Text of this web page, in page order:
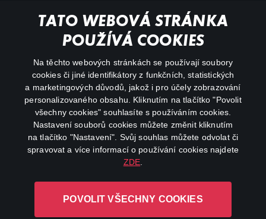
TATO WEBOVÁ STRÁNKA
POUŽÍVÁ COOKIES
Na těchto webových stránkách se používají soubory
cookies či jiné identifikátory z funkčních, statistických
a marketingových důvodů, jakož i pro účely zobrazování
personalizovaného obsahu. Kliknutím na tlačítko "Povolit
všechny cookies" souhlasíte s používáním cookies.
Nastavení souborů cookies můžete změnit kliknutím
na tlačítko "Nastavení". Svůj souhlas můžete odvolat či
spravovat a více informací o používání cookies najdete
ZDE
POVOLIT VŠECHNY COOKIES
My profile
facebookinstagram
youtube
L-1246 Luxembourg R.C.S.